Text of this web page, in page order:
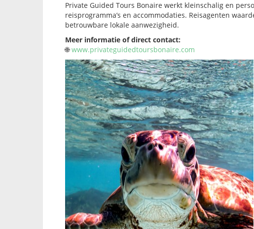
Private Guided Tours Bonaire werkt kleinschalig en
reisprogramma’s en accommodaties. Reisagenten
betrouwbare lokale aanwezigheid.
Meer informatie of direct contact:
🌐www.privateguidedtoursbonaire.com